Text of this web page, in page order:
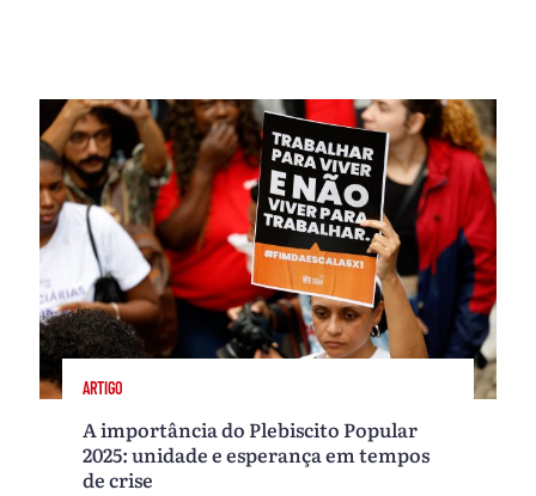
ARTIGO
A importância do Plebiscito Popular
2025: unidade e esperança em tempos
de crise